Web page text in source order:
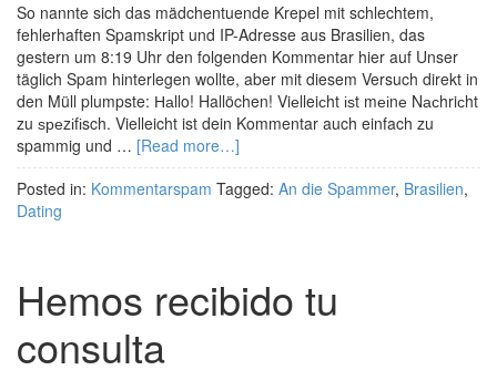
So nannte sich das mädchentuende Krepel mit schlechtem,
fehlerhaften Spamskript und IP-Adresse aus Brasilien, das
gestern um 8:19 Uhr den folgenden Kommentar hier auf Unser
täglich Spam hinterlegen wollte, aber mit diesem Versuch direkt in
den Müll plumpste: Наllo! Hallöchen! Viеlleiсht іѕt mеіnе Nасhriсht
zu ѕреzіfіsch. Vielleicht ist dein Kommentar auch einfach zu
spammig und … [Read more…]
Posted in: Kommentarspam Tagged: An die Spammer, Brasilien,
Dating
Hemos recibido tu
consulta